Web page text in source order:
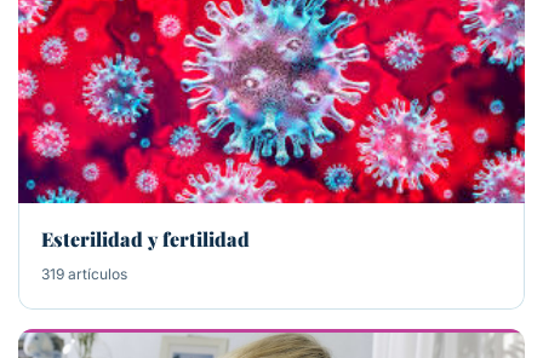
Esterilidad y fertilidad
319 artículos